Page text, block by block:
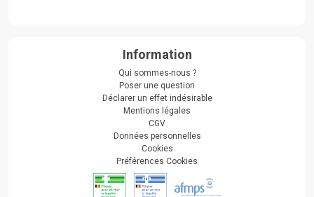
Information
Qui sommes-nous ?
Poser une question
Déclarer un effet indésirable
Mentions légales
CGV
Données personnelles
Cookies
Préférences Cookies